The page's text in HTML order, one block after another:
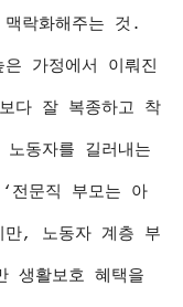
락화해주는 것.
가정에서 이뤄진
다 잘 복종하고 착
동자를 길러내는
전문직 부모는 아
만, 노동자 계층 부
생활보호 혜택을